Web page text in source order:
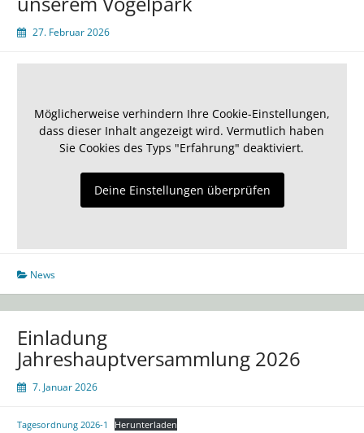
27. Februar 2026
Möglicherweise verhindern Ihre Cookie-Einstellungen,
dass dieser Inhalt angezeigt wird. Vermutlich haben
Sie Cookies des Typs "Erfahrung" deaktiviert.
Deine Einstellungen überprüfen
News
Einladung
Jahreshauptversammlung 2026
7. Januar 2026
Tagesordnung 2026-1 Herunterladen